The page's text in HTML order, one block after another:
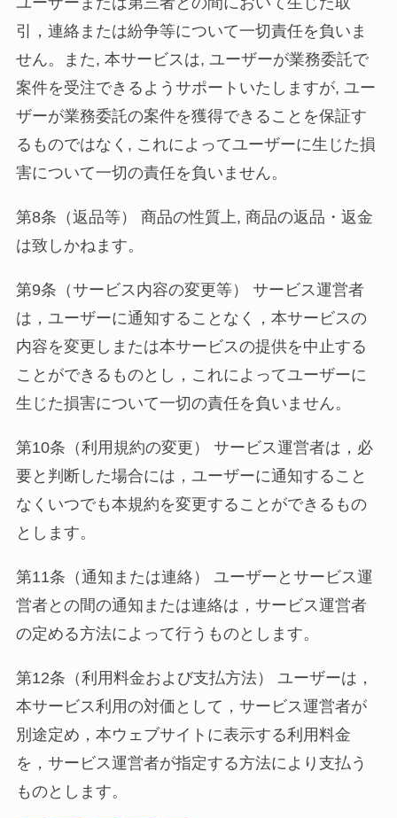
引，連絡または紛争等について一切責任を負いま
せん。また, 本サービスは, ユーザーが業務委託で
案件を受注できるようサポートいたしますが, ユー
ザーが業務委託の案件を獲得できることを保証す
るものではなく, これによってユーザーに生じた損
害について一切の責任を負いません。
第8条（返品等） 商品の性質上, 商品の返品・返金
は致しかねます。
第9条（サービス内容の変更等） サービス運営者
は，ユーザーに通知することなく，本サービスの
内容を変更しまたは本サービスの提供を中止する
ことができるものとし，これによってユーザーに
生じた損害について一切の責任を負いません。
第10条（利用規約の変更） サービス運営者は，必
要と判断した場合には，ユーザーに通知すること
なくいつでも本規約を変更することができるもの
とします。
第11条（通知または連絡） ユーザーとサービス運
営者との間の通知または連絡は，サービス運営者
の定める方法によって行うものとします。
第12条（利用料金および支払方法） ユーザーは，
本サービス利用の対価として，サービス運営者が
別途定め，本ウェブサイトに表示する利用料金
を，サービス運営者が指定する方法により支払う
ものとします。